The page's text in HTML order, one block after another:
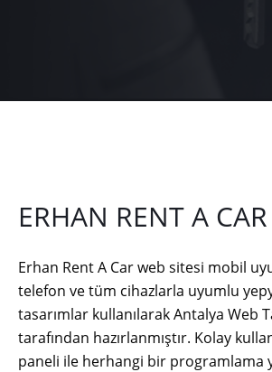
ERHAN RENT A CAR
Erhan Rent A Car web sitesi mobil
telefon ve tüm cihazlarla uyumlu
tasarımlar kullanılarak Antalya Web
tarafından hazırlanmıştır. Kolay
paneli ile herhangi bir programlama